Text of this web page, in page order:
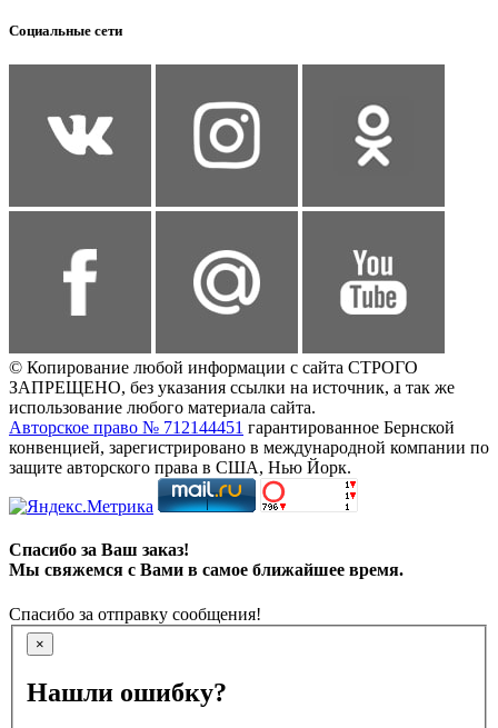
Социальные сети
© Копирование любой информации с сайта СТРОГО
ЗАПРЕЩЕНО, без указания ссылки на источник, а так же
использование любого материала сайта.
Авторское право № 712144451 гарантированное Бернской
конвенцией, зарегистрировано в международной компании по
защите авторского права в США, Нью Йорк.
Спасибо за Ваш заказ!
Мы свяжемся с Вами в самое ближайшее время.
Спасибо за отправку сообщения!
×
Нашли ошибку?